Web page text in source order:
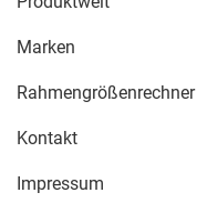
Marken
Rahmengrößenrechner
Kontakt
Impressum